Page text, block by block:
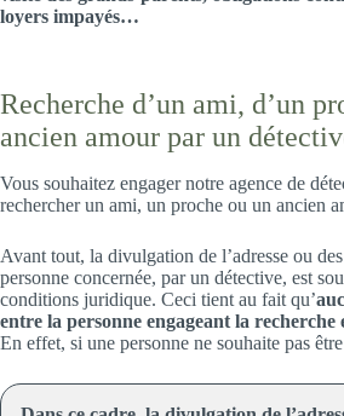
loyers impayés…
Recherche d’un ami, d’un
ancien amour par un
Vous souhaitez engager notre agence de
rechercher un ami, un proche ou un ancien
Avant tout, la divulgation de l’adresse ou
personne concernée, par un détective, est
conditions juridique. Ceci tient au fait qu’
entre la personne engageant la
En effet, si une personne ne souhaite pas